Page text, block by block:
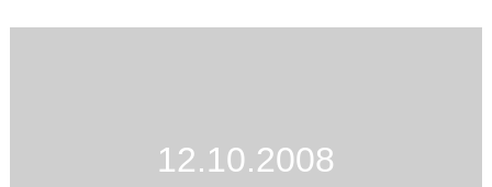
12.10.2008